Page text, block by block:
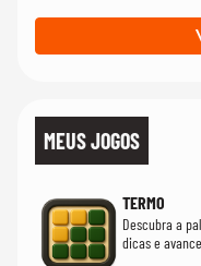
MEUS JOGOS
TERMO
Descubra a
dicas e